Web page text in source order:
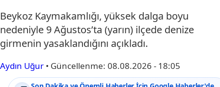
Beykoz Kaymakamlığı, yüksek dalga boyu
nedeniyle 9 Ağustos’ta (yarın) ilçede denize
girmenin yasaklandığını açıkladı.
Aydın Uğur • Güncellenme: 08.08.2026 - 18:05